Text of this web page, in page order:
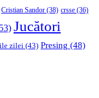
Cristian Sandor (38) crsse (36)
Jucători
zilei(43) Presing (48)